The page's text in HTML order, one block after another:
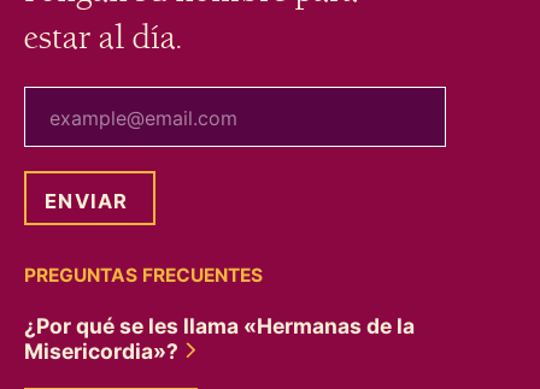
estar al día.
PREGUNTAS FRECUENTES
¿Por qué se les llama «Hermanas de la
Misericordia»?